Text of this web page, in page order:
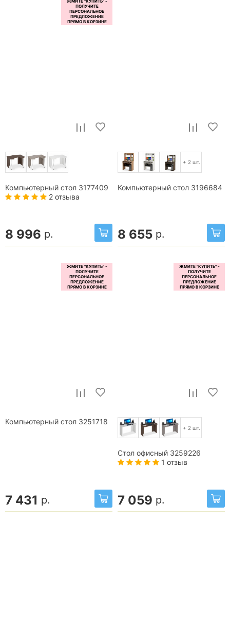
Компьютерный стол 3177409
2 отзыва
8 996 р.
+ 2 шт.
Компьютерный стол 3196684
8 655 р.
Компьютерный стол 3251718
7 431 р.
+ 2 шт.
Стол офисный 3259226
1 отзыв
7 059 р.